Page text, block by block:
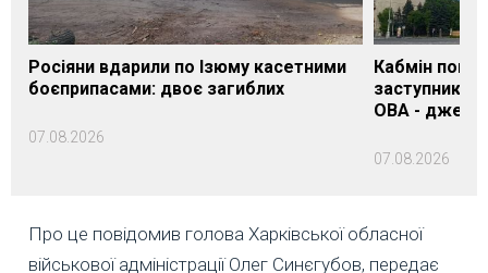
Росіяни вдарили по Ізюму касетними
боєприпасами: двоє загиблих
07.08.2026
Кабмін
заступника
ОВА -
07.08.2026
Про це повідомив голова Харківської обласної
військової адміністрації Олег Синєгубов, передає